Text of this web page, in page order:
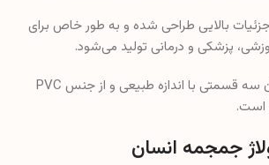
جزئیات بالایی طراحی شده و به طور خاص برای
پزشکی و درمانی تولید می‌شود.
مولاژ جمجمه انسان سه قسمتی با اندازه طبیعی و از جنس PVC
است.
جمجمه انسان